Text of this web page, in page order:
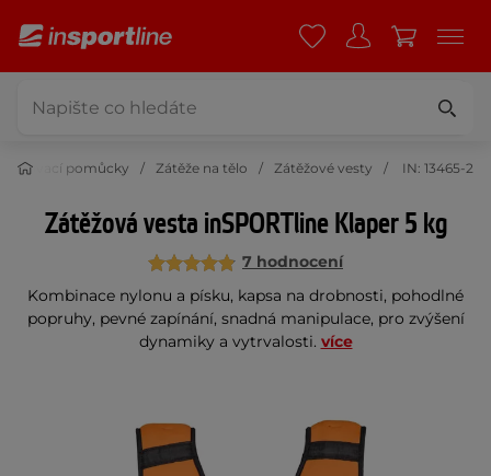
pomůcky Zátěže na tělo Zátěžové vesty IN: 13465-2
Zátěžová vesta inSPORTline Klaper 5 kg
7 hodnocení
Kombinace nylonu a písku, kapsa na drobnosti, pohodlné
popruhy, pevné zapínání, snadná manipulace, pro zvýšení
dynamiky a vytrvalosti. více